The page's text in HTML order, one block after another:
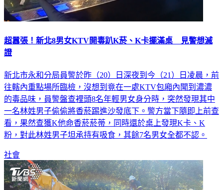
超囂張！新北8男女KTV開毒趴K菸、K卡擺滿桌 見警想滅
證
新北市永和分局員警於昨（20）日深夜到今（21）日凌晨，前
往轄內重點場所臨檢，沒想到竟在一處KTV包廂內聞到濃濃
的毒品味，員警盤查裡頭8名年輕男女身分時，突然發現其中
一名林姓男子偷偷將香菸踢進沙發底下。警方當下隨即上前查
看，果然查獲K他命香菸菸蒂，同時還於桌上發現K卡、K
粉，對此林姓男子坦承持有吸食，其餘7名男女全都不認。
社會